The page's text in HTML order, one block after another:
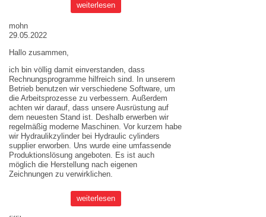
weiterlesen
mohn
29.05.2022
Hallo zusammen,
ich bin völlig damit einverstanden, dass
Rechnungsprogramme hilfreich sind. In unserem
Betrieb benutzen wir verschiedene Software, um
die Arbeitsprozesse zu verbessern. Außerdem
achten wir darauf, dass unsere Ausrüstung auf
dem neuesten Stand ist. Deshalb erwerben wir
regelmäßig moderne Maschinen. Vor kurzem habe
wir Hydraulikzylinder bei Hydraulic cylinders
supplier erworben. Uns wurde eine umfassende
Produktionslösung angeboten. Es ist auch
möglich die Herstellung nach eigenen
Zeichnungen zu verwirklichen.
weiterlesen